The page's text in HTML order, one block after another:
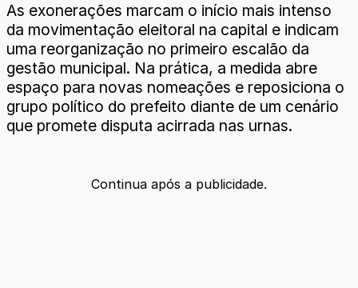
As exonerações marcam o início mais intenso
da movimentação eleitoral na capital e indicam
uma reorganização no primeiro escalão da
gestão municipal. Na prática, a medida abre
espaço para novas nomeações e reposiciona o
grupo político do prefeito diante de um cenário
que promete disputa acirrada nas urnas.
Continua após a publicidade.